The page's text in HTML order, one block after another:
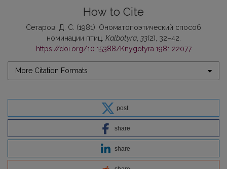
How to Cite
Сетаров, Д. С. (1981). Ономатопоэтический способ
номинации птиц. Kalbotyra, 33(2), 32–42.
https://doi.org/10.15388/Knygotyra.1981.22077
More Citation Formats
post
share
share